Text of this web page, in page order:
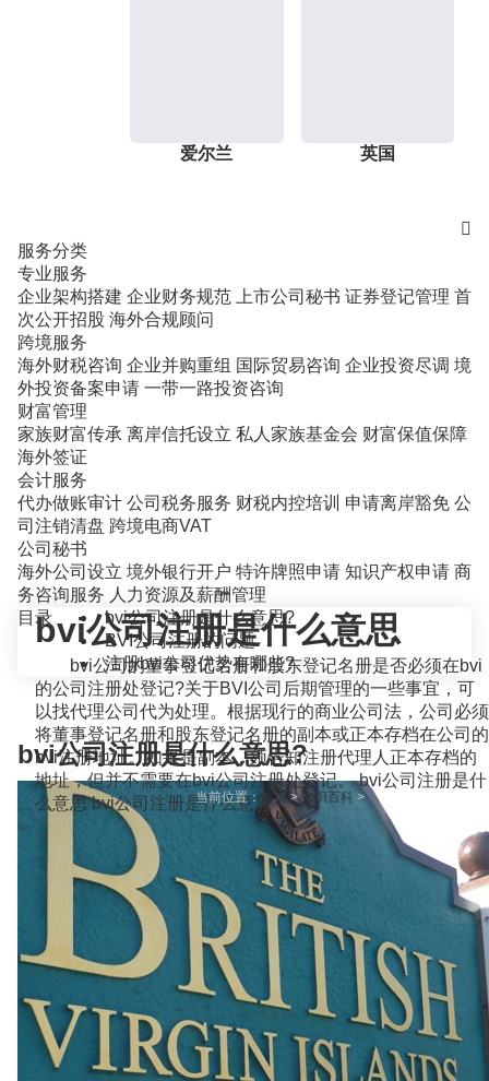
爱尔兰 英国

服务分类
专业服务
企业架构搭建 企业财务规范 上市公司秘书 证券登记管理 首
次公开招股 海外合规顾问
跨境服务
海外财税咨询 企业并购重组 国际贸易咨询 企业投资尽调 境
外投资备案申请 一带一路投资咨询
财富管理
家族财富传承 离岸信托设立 私人家族基金会 财富保值保障
海外签证
会计服务
代办做账审计 公司税务服务 财税内控培训 申请离岸豁免 公
司注销清盘 跨境电商VAT
公司秘书
海外公司设立 境外银行开户 特许牌照申请 知识产权申请 商
务咨询服务 人力资源及薪酬管理
当前位置：首页>知识百科>
bvi公司注册是什么意思
bvi公司的董事登记名册和股东登记名册是否必须在bvi
的公司注册处登记?关于BVI公司后期管理的一些事宜，可
以找代理公司代为处理。根据现行的商业公司法，公司必须
将董事登记名册和股东登记名册的副本或正本存档在公司的
bvi注册地址。如果是副本，须告知注册代理人正本存档的
地址，但并不需要在bvi公司注册处登记。 bvi公司注册是什
么意思 bvi公司注册是什么意思
目录
bvi公司注册是什么意思?
BVI公司注册的问题
注册bvi公司优势有哪些?
bvi公司注册是什么意思?